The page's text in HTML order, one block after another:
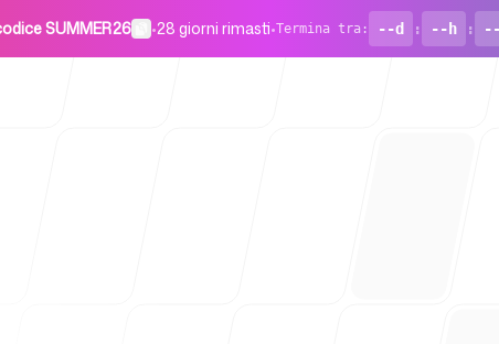
SUMMER26 •28 giorni rimasti•Termina tra : --d : --h :